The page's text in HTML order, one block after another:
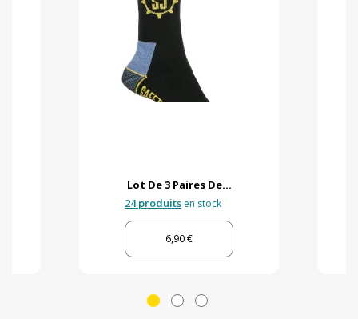
Lot De 3 Paires De...
24 produits en stock
6,90 €